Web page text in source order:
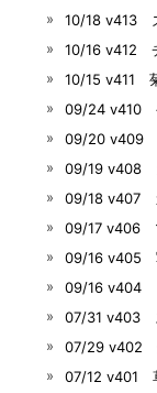
10/18 v413
10/16 v412
10/15 v411
09/24 v410
09/20 v409
09/19 v408
09/18 v407
09/17 v406
09/16 v405
09/16 v404
07/31 v403
07/29 v402
07/12 v401